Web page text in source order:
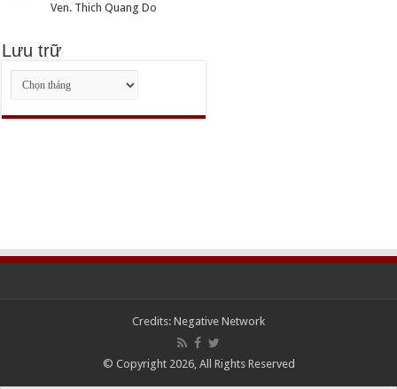
Ven. Thich Quang Do
Lưu trữ
Lưu
trữ
Credits: Negative Network
© Copyright 2026, All Rights Reserved